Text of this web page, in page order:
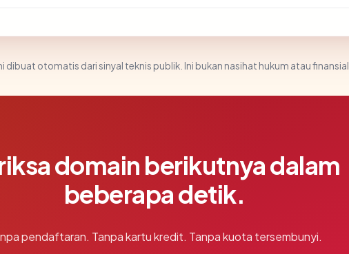
dibuat otomatis dari sinyal teknis publik. Ini bukan nasihat hukum atau finansial.
domain berikutnya dalam
beberapa detik.
pendaftaran. Tanpa kartu kredit. Tanpa kuota tersembunyi.